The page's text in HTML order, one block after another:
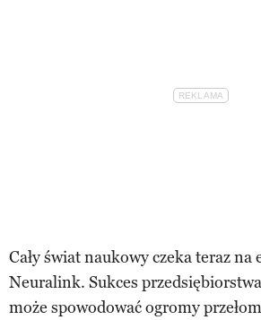
Cały świat naukowy czeka teraz
Neuralink. Sukces
może spowodować ogromy